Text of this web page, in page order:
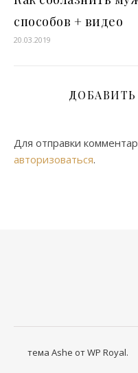
способов + видео
20.03.2019
Для отправки
авторизоваться.
тема Ashe отWP Royal.